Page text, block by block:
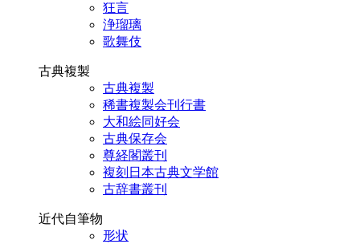
狂言
浄瑠璃
歌舞伎
古典複製
古典複製
稀書複製会刊行書
大和絵同好会
古典保存会
尊経閣叢刊
複刻日本古典文学館
古辞書叢刊
近代自筆物
形状